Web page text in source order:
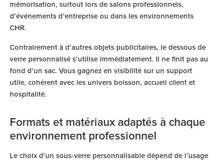
mémorisation, surtout lors de salons professionnels,
d’événements d’entreprise ou dans les environnements
CHR.
Contrairement à d’autres objets publicitaires, le dessous de
verre personnalisé s’utilise immédiatement. Il ne finit pas au
fond d’un sac. Vous gagnez en visibilité sur un support
utile, cohérent avec les univers boisson, accueil client et
hospitalité.
Formats et matériaux adaptés à chaque
environnement professionnel
Le choix d’un sous-verre personnalisable dépend de l’usage